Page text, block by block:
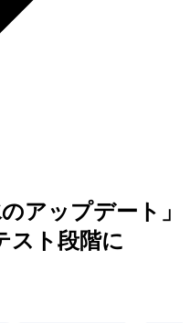
アップデート」
スト段階に